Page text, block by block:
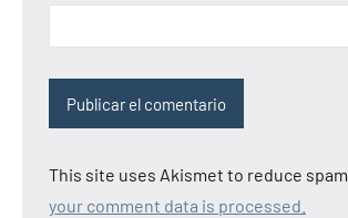
This site uses Akismet to reduce spam.
your comment data is processed.